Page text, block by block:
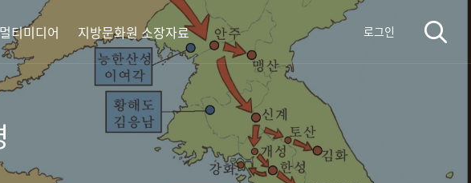
멀티미디어 지방문화원 소장자료 로그인